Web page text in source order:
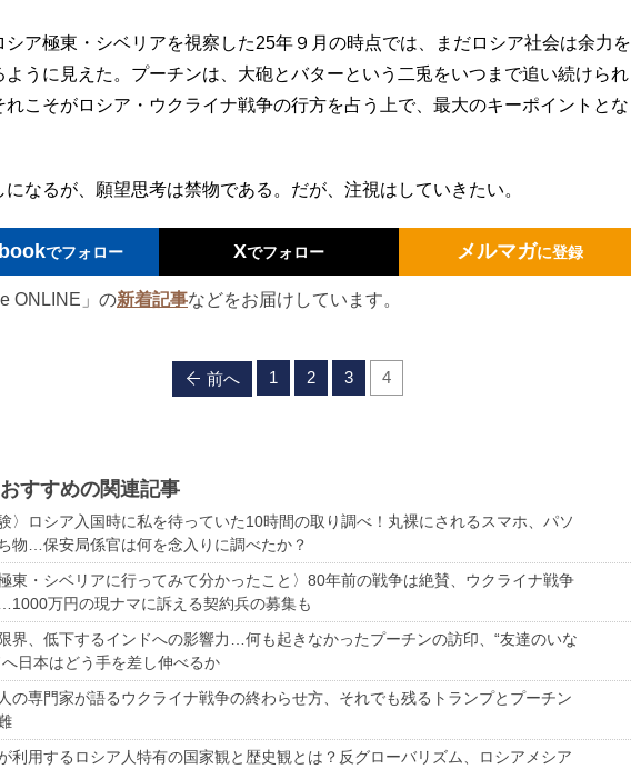
ア極東・シベリアを視察した25年９月の時点では、まだロシア社会は余力を
ように見えた。プーチンは、大砲とバターという二兎をいつまで追い続けられ
れこそがロシア・ウクライナ戦争の行方を占う上で、最大のキーポイントとな
なるが、願望思考は禁物である。だが、注視はしていきたい。
でフォロー Xでフォロー メルマガに登録
ONLINE」の新着記事などをお届けしています。
前へ 1 2 3 4
すすめの関連記事
験〉ロシア入国時に私を待っていた10時間の取り調べ！丸裸にされるスマホ、パソ
物…保安局係官は何を念入りに調べたか？
極東・シベリアに行ってみて分かったこと〉80年前の戦争は絶賛、ウクライナ戦争
万円の現ナマに訴える契約兵の募集も
界、低下するインドへの影響力…何も起きなかったプーチンの訪印、“友達のいな
へ日本はどう手を差し伸べるか
の専門家が語るウクライナ戦争の終わらせ方、それでも残るトランプとプーチン
利用するロシア人特有の国家観と歴史観とは？反グローバリズム、ロシアメシア